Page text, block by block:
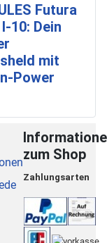
Futura
10: Dein
mit
Power
zum Shop
Zahlungsarten